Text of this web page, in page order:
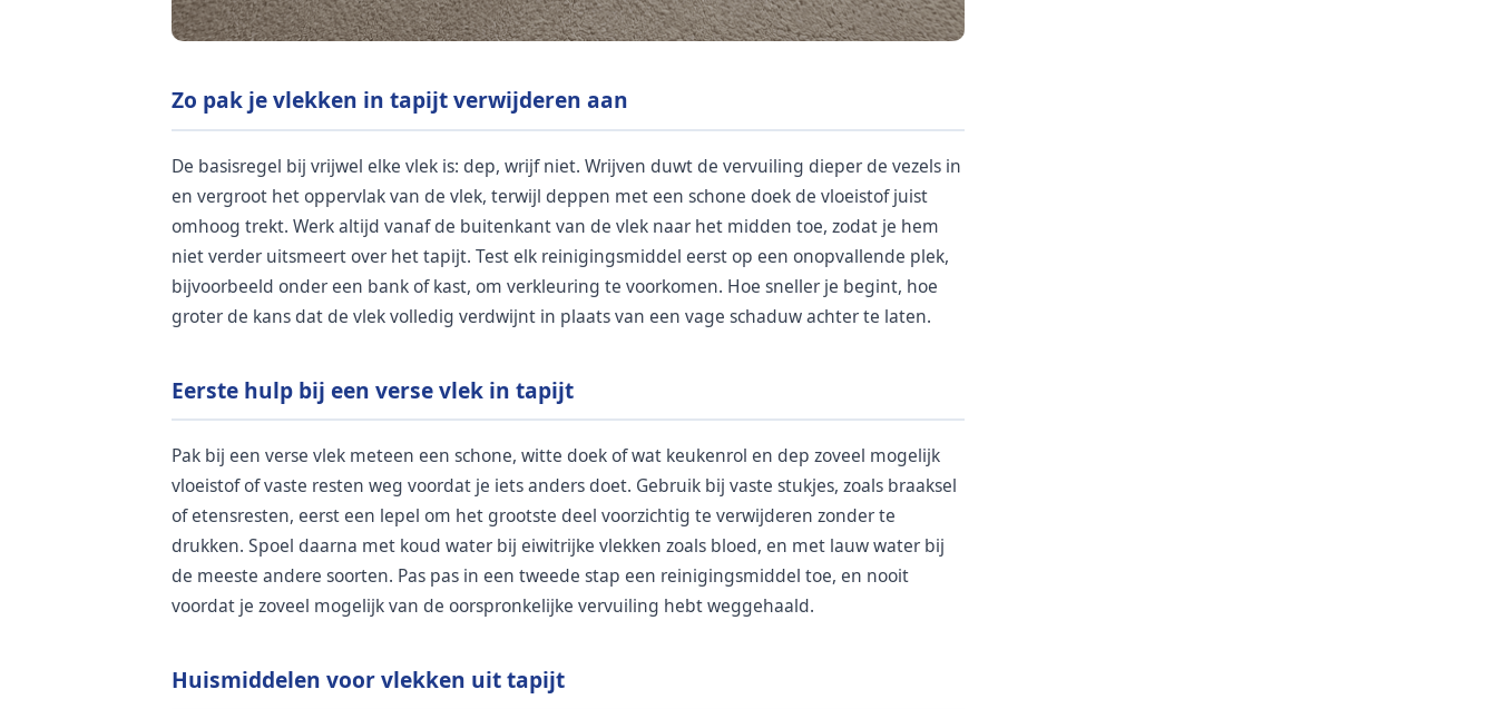
Zo pak je vlekken in tapijt verwijderen aan
De basisregel bij vrijwel elke vlek is: dep, wrijf niet. Wrijven duwt de vervuiling dieper de vezels in
en vergroot het oppervlak van de vlek, terwijl deppen met een schone doek de vloeistof juist
omhoog trekt. Werk altijd vanaf de buitenkant van de vlek naar het midden toe, zodat je hem
niet verder uitsmeert over het tapijt. Test elk reinigingsmiddel eerst op een onopvallende plek,
bijvoorbeeld onder een bank of kast, om verkleuring te voorkomen. Hoe sneller je begint, hoe
groter de kans dat de vlek volledig verdwijnt in plaats van een vage schaduw achter te laten.
Eerste hulp bij een verse vlek in tapijt
Pak bij een verse vlek meteen een schone, witte doek of wat keukenrol en dep zoveel mogelijk
vloeistof of vaste resten weg voordat je iets anders doet. Gebruik bij vaste stukjes, zoals braaksel
of etensresten, eerst een lepel om het grootste deel voorzichtig te verwijderen zonder te
drukken. Spoel daarna met koud water bij eiwitrijke vlekken zoals bloed, en met lauw water bij
de meeste andere soorten. Pas pas in een tweede stap een reinigingsmiddel toe, en nooit
voordat je zoveel mogelijk van de oorspronkelijke vervuiling hebt weggehaald.
Huismiddelen voor vlekken uit tapijt